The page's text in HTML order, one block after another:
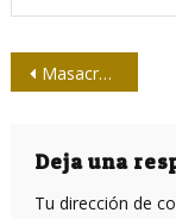
entradas
Masacrar al periodismo
Deja una
Tu dirección de